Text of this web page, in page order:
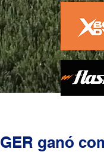
GER ganó